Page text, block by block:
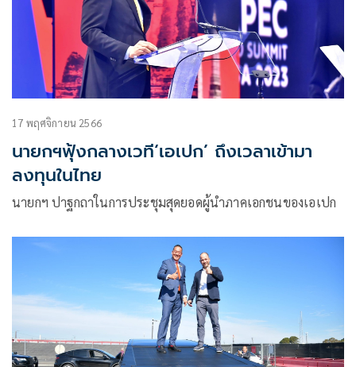
17 พฤศจิกายน 2566
นายกฯฟุ้งกลางเวที‘เอเปก’ ถึงเวลาเข้ามา
ลงทุนในไทย
นายกฯ ปาฐกถาในการประชุมสุดยอดผู้นำภาคเอกชนของเอเปก